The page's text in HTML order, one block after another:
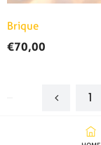
Brique
€70,00
1